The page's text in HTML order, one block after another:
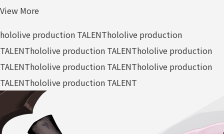
View More
hololive production TALENThololive production
TALENThololive production TALENThololive production
TALENThololive production TALENThololive production
TALENThololive production TALENT